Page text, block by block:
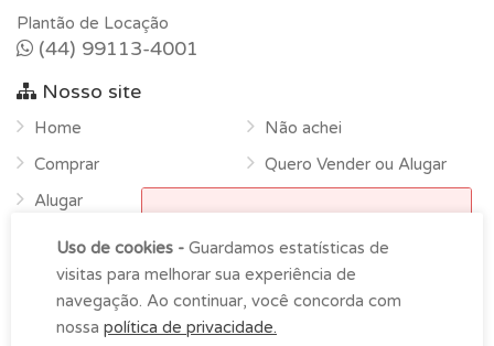
Plantão de Locação
(44) 99113-4001
Nosso site
Home
Comprar
Alugar
Sobre
Contato
Não achei
Quero Vender ou Alugar
Uso de cookies - Guardamos estatísticas de
visitas para melhorar sua experiência de
navegação. Ao continuar, você concorda com
nossa política de privacidade.
9h00 as 18h00 de segunda-
feira à sexta.